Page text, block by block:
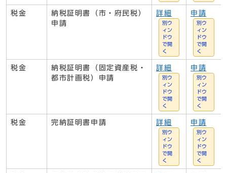
税金
納税証明書（市・府民税）
申請
詳細
別ウ
ィン
ドウ
で開
く
申請
別ウ
ィン
ドウ
で開
く
税金
納税証明書（固定資産税・
都市計画税）申請
詳細
別ウ
ィン
ドウ
で開
く
申請
別ウ
ィン
ドウ
で開
く
税金 完納証明書申請 詳細
別ウ
ィン
ドウ
で開
く
申請
別ウ
ィン
ドウ
で開
く